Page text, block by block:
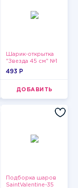
Шарик-открытка
"Звезда 45 см" №1
493 P
ДОБАВИТЬ
Подборка шаров
SaintValentine-35